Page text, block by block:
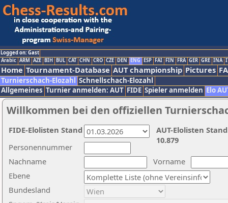
Logged on: Gast
Arabic ARM AZE BIH BUL CAT CHN CRO CZE DEN ENG ESP FAI FIN FRA GER GRE INA
Home Tournament-Database AUT championship Pictures
Turnierschach-Elozahl Schnellschach-Elozahl
Allgemeines Turnier anmelden: AUT FIDE Spieler anmelden Elo
Willkommen bei den offiziellen
Nachname
Vorname
Ebene
Personennummer
Bundesland
AUT-Elolisten
10.879
FIDE-Elolisten Stand